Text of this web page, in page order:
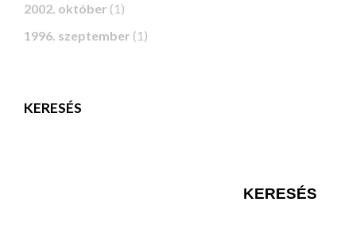
2002. október (1)
1996. szeptember (1)
KERESÉS